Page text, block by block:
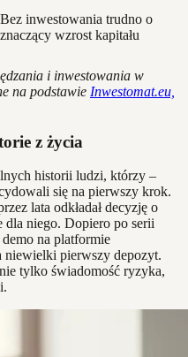
Bez inwestowania trudno o
znaczący wzrost kapitału
i inwestowania w
na podstawie Inwestomat.eu,
z życia
historii ludzi, którzy –
się na pierwszy krok.
lata odkładał decyzję o
dla niego. Dopiero po serii
na platformie
niewielki pierwszy depozyt.
tylko świadomość ryzyka,